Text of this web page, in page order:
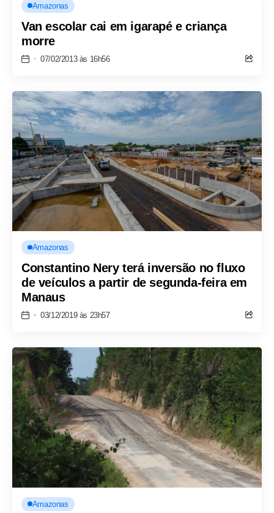
Amazonas
Van escolar cai em igarapé e criança
morre
07/02/2013 às 16h56
Amazonas
Constantino Nery terá inversão no fluxo
de veículos a partir de segunda-feira em
Manaus
03/12/2019 às 23h57
Amazonas